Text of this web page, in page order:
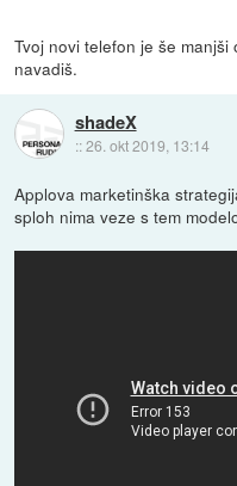
Tvoj novi telefon je še
navadiš.
shadeX
::26. okt 2019, 13:14
Applova marketinška
sploh nima veze s tem